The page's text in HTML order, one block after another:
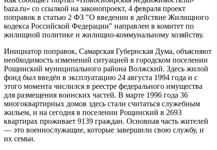
baza.ru» со ссылкой на законопроект, 4 февраля проект
поправок в статью 2 ФЗ "О введении в действие Жилищного
кодекса Российской Федерации" направлен в комитет по
жилищной политике и жилищно-коммунальному хозяйству.
Инициатор поправок, Самарская Губернская Дума, объясняют
необходимость изменений ситуацией в городском поселении
Рощинский муниципального района Волжский. Здесь жилой
фонд был введён в эксплуатацию 24 августа 1994 года и с
этого момента числился в реестре федерального имущества
для размещения воинских частей. В марте 1996 года 36
многоквартирных домов здесь стали считаться служебным
жильем, и на сегодня в поселении Рощинский в 2693
квартирах проживает 9139 граждан. Основная часть жителей
— это военнослужащие, которые завершили свою службу, и
их семьи.